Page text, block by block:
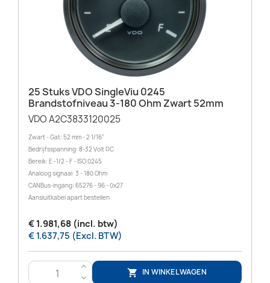
25 Stuks VDO SingleViu 0245
Brandstofniveau 3-180 Ohm Zwart 52mm
VDO A2C3833120025
Zwart - Gat: 52 mm - 2 1/16"
Bedrijfsspanning: 8-32 Volt DC
Bereik: E -1/2 - F - ISO 0245
Analoog signaal: 3 - 180 Ohm
CANBus-ingang: 65276 - 96 - 0x27
Aansluitkabel apart bestellen
€ 1.981,68 (incl. btw)
€ 1.637,75 (Excl. BTW)
>
<
 IN WINKELWAGEN